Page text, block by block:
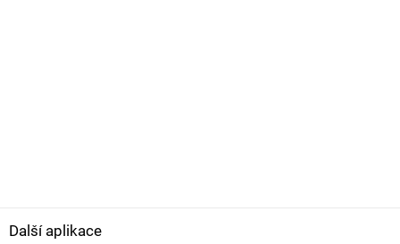
Další aplikace